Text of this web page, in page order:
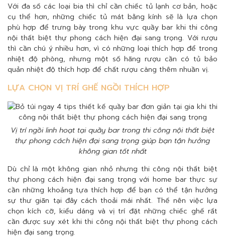
Với đa số các loại bia thì chỉ cần chiếc tủ lạnh cơ bản, hoặc
cụ thể hơn, những chiếc tủ mát bằng kính sẽ là lựa chọn
phù hợp để trưng bày trong khu vực quầy bar khi thi công
nội thất biệt thự phong cách hiện đại sang trọng. Với rượu
thì cần chú ý nhiều hơn, vì có những loại thích hợp để trong
nhiệt độ phòng, nhưng một số hãng rượu cần có tủ bảo
quản nhiệt độ thích hợp để chất rượu càng thêm nhuần vị.
LỰA CHỌN VỊ TRÍ GHẾ NGỒI THÍCH HỢP
Vị trí ngồi linh hoạt tại quầy bar trong thi công nội thất biệt
thự phong cách hiện đại sang trọng giúp bạn tận hưởng
không gian tốt nhất
Dù chỉ là một không gian nhỏ nhưng thi công nội thất biệt
thự phong cách hiện đại sang trọng với home bar thực sự
cần những khoảng tựa thích hợp để bạn có thể tận hưởng
sự thư giãn tại đây cách thoải mái nhất. Thế nên việc lựa
chọn kích cỡ, kiểu dáng và vị trí đặt những chiếc ghế rất
cần được suy xét khi thi công nội thất biệt thự phong cách
hiện đại sang trọng.